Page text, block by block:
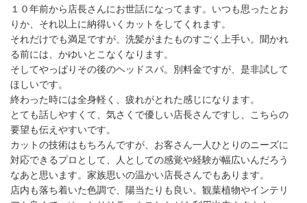
１０年前から店長さんにお世話になってます。いつも思ったとお
りか、それ以上に納得いくカットをしてくれます。
それだけでも満足ですが、洗髪がまたものすごく上手い。聞かれ
る前には、かゆいとこなくなります。
そしてやっぱりその後のヘッドスパ。別料金ですが、是非試して
ほしいです。
終わった時には全身軽く、疲れがとれた感じになります。
とても話しやすくて、気さくで優しい店長さんですし、こちらの
要望も伝えやすいです。
カットの技術はもちろんですが、お客さん一人ひとりのニーズに
対応できるプロとして、人としての感覚や経験が幅広いんだろう
なあと思います。家族思いの温かい店長さんでもあります。
店内も落ち着いた色調で、陽当たりも良い。観葉植物やインテリ